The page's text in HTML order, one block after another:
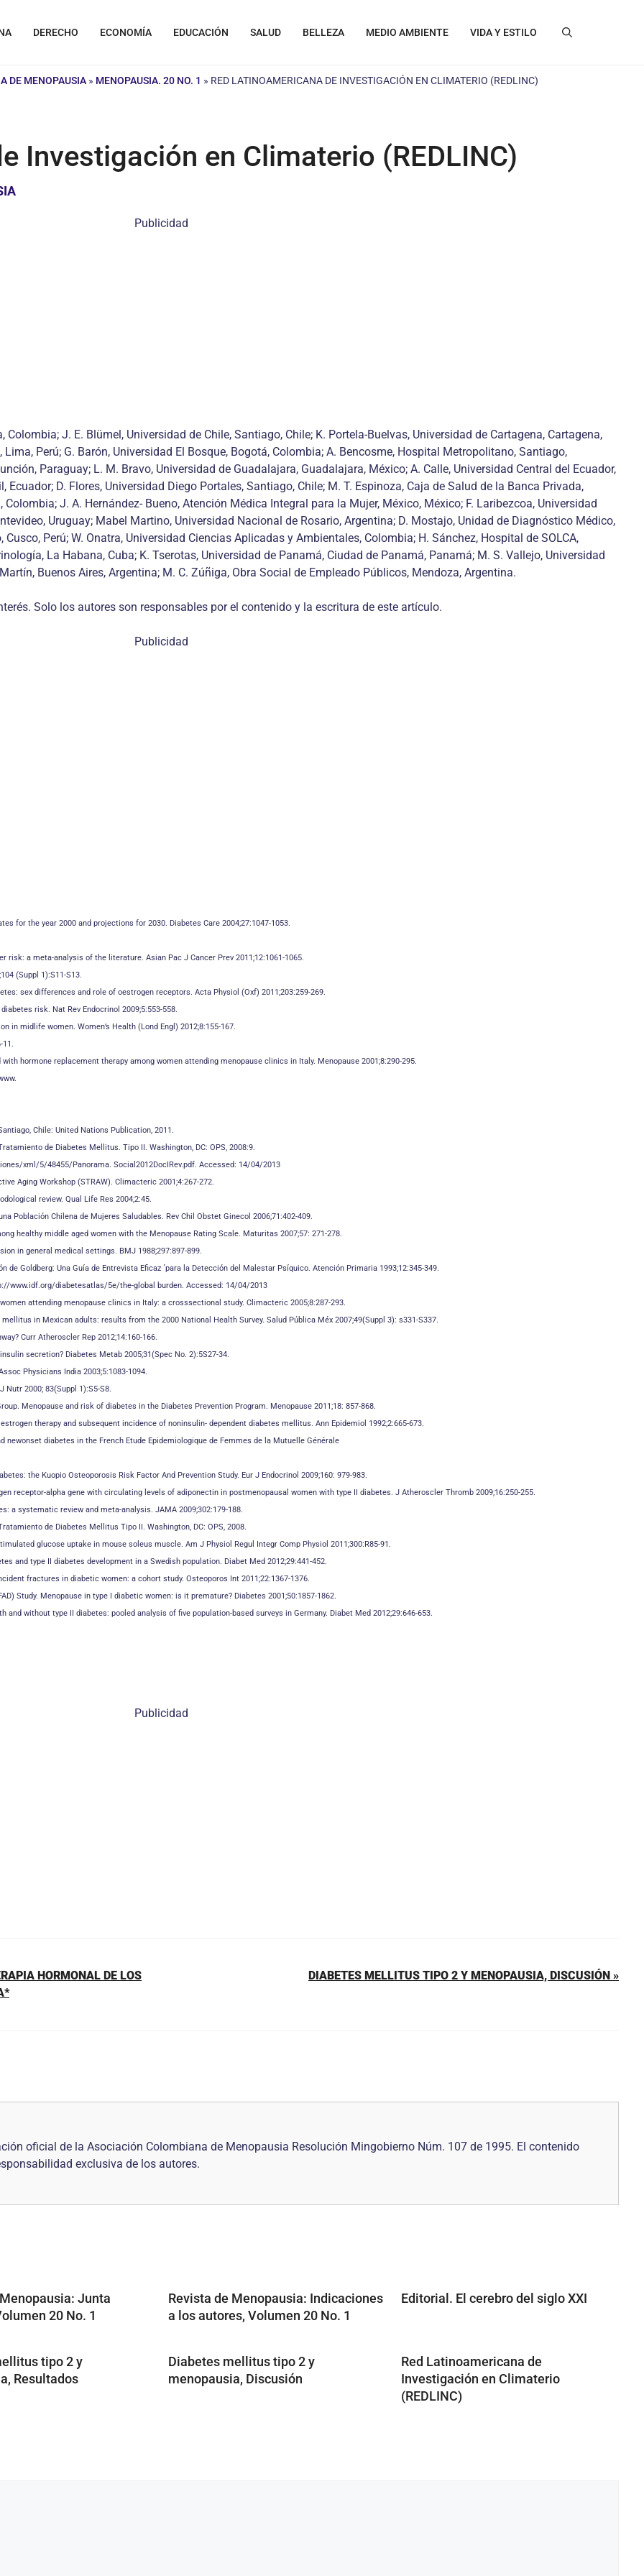
DERECHO ECONOMÍA EDUCACIÓN SALUD BELLEZA MEDIO AMBIENTE VIDA Y ESTILO
DE MENOPAUSIA » MENOPAUSIA. 20 NO. 1 » RED LATINOAMERICANA DE INVESTIGACIÓN EN CLIMATERIO (REDLINC)
Investigación en Climaterio (REDLINC)
Publicidad
J. E. Blümel, Universidad de Chile, Santiago, Chile; K. Portela-Buelvas, Universidad de Cartagena, Cartagena,
Perú; G. Barón, Universidad El Bosque, Bogotá, Colombia; A. Bencosme, Hospital Metropolitano, Santiago,
Paraguay; L. M. Bravo, Universidad de Guadalajara, Guadalajara, México; A. Calle, Universidad Central del Ecuador,
Ecuador; D. Flores, Universidad Diego Portales, Santiago, Chile; M. T. Espinoza, Caja de Salud de la Banca Privada,
J. A. Hernández- Bueno, Atención Médica Integral para la Mujer, México, México; F. Laribezcoa, Universidad
Uruguay; Mabel Martino, Universidad Nacional de Rosario, Argentina; D. Mostajo, Unidad de Diagnóstico Médico,
Perú; W. Onatra, Universidad Ciencias Aplicadas y Ambientales, Colombia; H. Sánchez, Hospital de SOLCA,
La Habana, Cuba; K. Tserotas, Universidad de Panamá, Ciudad de Panamá, Panamá; M. S. Vallejo, Universidad
Buenos Aires, Argentina; M. C. Zúñiga, Obra Social de Empleado Públicos, Mendoza, Argentina.
Solo los autores son responsables por el contenido y la escritura de este artículo.
Publicidad
for the year 2000 and projections for 2030. Diabetes Care 2004;27:1047-1053.
a meta-analysis of the literature. Asian Pac J Cancer Prev 2011;12:1061-1065.
(Suppl 1):S11-S13.
sex differences and role of oestrogen receptors. Acta Physiol (Oxf) 2011;203:259-269.
risk. Nat Rev Endocrinol 2009;5:553-558.
in midlife women. Women’s Health (Lond Engl) 2012;8:155-167.
11.
hormone replacement therapy among women attending menopause clinics in Italy. Menopause 2001;8:290-295.
Chile: United Nations Publication, 2011.
de Diabetes Mellitus. Tipo II. Washington, DC: OPS, 2008:9.
xml/5/48455/Panorama. Social2012DocIRev.pdf. Accessed: 14/04/2013
Aging Workshop (STRAW). Climacteric 2001;4:267-272.
review. Qual Life Res 2004;2:45.
Población Chilena de Mujeres Saludables. Rev Chil Obstet Ginecol 2006;71:402-409.
healthy middle aged women with the Menopause Rating Scale. Maturitas 2007;57: 271-278.
in general medical settings. BMJ 1988;297:897-899.
de Goldberg: Una Guía de Entrevista Eficaz ´para la Detección del Malestar Psíquico. Atención Primaria 1993;12:345-349.
www.idf.org/diabetesatlas/5e/the-global burden. Accessed: 14/04/2013
attending menopause clinics in Italy: a crosssectional study. Climacteric 2005;8:287-293.
in Mexican adults: results from the 2000 National Health Survey. Salud Pública Méx 2007;49(Suppl 3): s331-S337.
Curr Atheroscler Rep 2012;14:160-166.
secretion? Diabetes Metab 2005;31(Spec No. 2):5S27-34.
Physicians India 2003;5:1083-1094.
2000; 83(Suppl 1):S5-S8.
Menopause and risk of diabetes in the Diabetes Prevention Program. Menopause 2011;18: 857-868.
therapy and subsequent incidence of noninsulin- dependent diabetes mellitus. Ann Epidemiol 1992;2:665-673.
newonset diabetes in the French Etude Epidemiologique de Femmes de la Mutuelle Générale
the Kuopio Osteoporosis Risk Factor And Prevention Study. Eur J Endocrinol 2009;160: 979-983.
receptor-alpha gene with circulating levels of adiponectin in postmenopausal women with type II diabetes. J Atheroscler Thromb 2009;16:250-255.
a systematic review and meta-analysis. JAMA 2009;302:179-188.
de Diabetes Mellitus Tipo II. Washington, DC: OPS, 2008.
glucose uptake in mouse soleus muscle. Am J Physiol Regul Integr Comp Physiol 2011;300:R85-91.
and type II diabetes development in a Swedish population. Diabet Med 2012;29:441-452.
fractures in diabetic women: a cohort study. Osteoporos Int 2011;22:1367-1376.
Study. Menopause in type I diabetic women: is it premature? Diabetes 2001;50:1857-1862.
without type II diabetes: pooled analysis of five population-based surveys in Germany. Diabet Med 2012;29:646-653.
Publicidad
HORMONAL DE LOS
DIABETES MELLITUS TIPO 2 Y MENOPAUSIA, DISCUSIÓN »
oficial de la Asociación Colombiana de Menopausia Resolución Mingobierno Núm. 107 de 1995. El contenido
exclusiva de los autores.
Junta
20 No. 1
Revista de Menopausia: Indicaciones
a los autores, Volumen 20 No. 1
Editorial. El cerebro del siglo XXI
tipo 2 y
Resultados
Diabetes mellitus tipo 2 y
menopausia, Discusión
Red Latinoamericana de
Investigación en Climaterio
(REDLINC)